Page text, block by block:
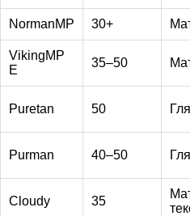
NormanMP 30+
VikingMP
E
35–50
Puretan 50
Purman 40–50
Cloudy 35